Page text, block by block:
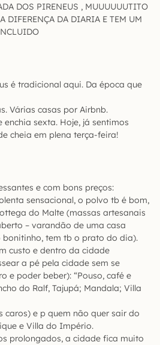
DOS PIRENEUS , MUUUUUUTITO
DIFERENÇA DA DIARIA E TEM UM
é tradicional aqui. Da época que
Várias casas por Airbnb.
sexta. Hoje, já sentimos
cheia em plena terça-feira!
e com bons preços:
sensacional, o polvo tb é bom,
do Malte (massas artesanais
– varandão de uma casa
tem tb o prato do dia).
custo e dentro da cidade
a pé pela cidade sem se
e poder beber): “Pouso, café e
do Ralf, Tajupá; Mandala; Villa
e p quem não quer sair do
e Villa do Império.
prolongados, a cidade fica muito